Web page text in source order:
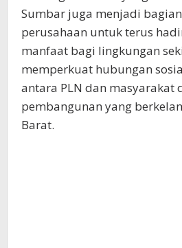
Sumbar juga menjadi
perusahaan untuk terus
manfaat bagi lingkungan
memperkuat hubungan
antara PLN dan masyarakat
pembangunan yang
Barat.